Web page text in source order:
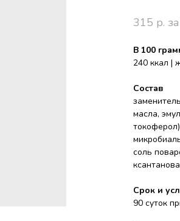
315 р.
В 100
240 ккал |
Состав
масла,
соль
Срок и
90 суток